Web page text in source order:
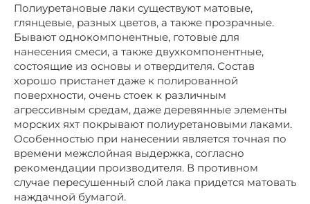
Полиуретановые лаки существуют матовые,
глянцевые, разных цветов, а также прозрачные.
Бывают однокомпонентные, готовые для
нанесения смеси, а также двухкомпонентные,
состоящие из основы и отвердителя. Состав
хорошо пристанет даже к полированной
поверхности, очень стоек к различным
агрессивным средам, даже деревянные элементы
морских яхт покрывают полиуретановыми лаками.
Особенностью при нанесении является точная по
времени межслойная выдержка, согласно
рекомендации производителя. В противном
случае пересушенный слой лака придется матовать
наждачной бумагой.